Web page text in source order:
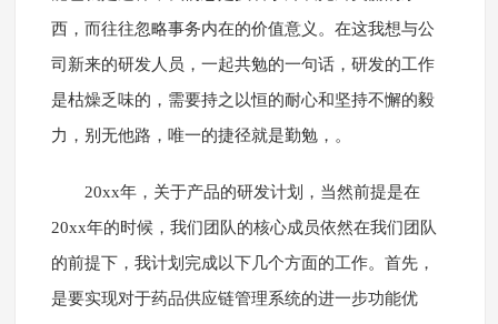
西，而往往忽略事务内在的价值意义。在这我想与公
司新来的研发人员，一起共勉的一句话，研发的工作
是枯燥乏味的，需要持之以恒的耐心和坚持不懈的毅
力，别无他路，唯一的捷径就是勤勉，。
20xx年，关于产品的研发计划，当然前提是在
20xx年的时候，我们团队的核心成员依然在我们团队
的前提下，我计划完成以下几个方面的工作。首先，
是要实现对于药品供应链管理系统的进一步功能优